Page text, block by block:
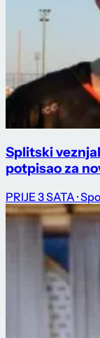
Splitski
potpisao za
PRIJE 3 SATA ·